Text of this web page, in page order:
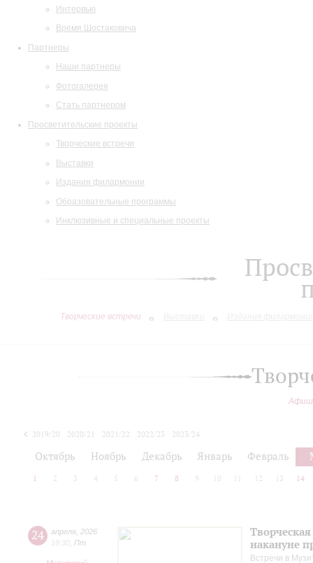
Интервью
Время Шостаковича
Партнеры
Наши партнеры
Фотогалерея
Стать партнером
Просветительские проекты
Творческие встречи
Выставки
Издания филармонии
Образовательные программы
Инклюзивные и специальные проекты
Творческие встречи
2019/20 2020/21 2021/22 2022/23
2023/24
Октябрь Ноябрь Декабрь Январь Февраль
1 2 3 4 5 6 7 8 9 10 12 13 14
24 апреля 2026
18:30 Пт
накануне
Встречи в